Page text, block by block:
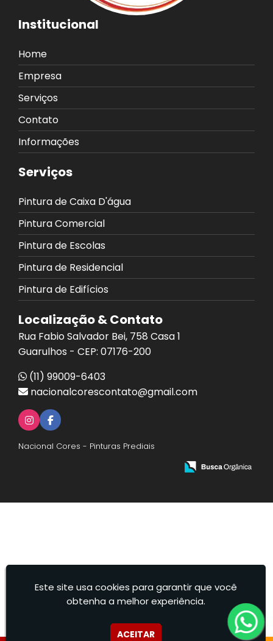
Institucional
Home
Empresa
Serviços
Contato
Informações
Serviços
Pintura de Caixa D'água
Pintura Comercial
Pintura de Escolas
Pintura de Residencial
Pintura de Edifícios
Localização & Contato
Rua Fabio Salvador Bei, 758 Casa 1
Guarulhos - CEP: 07176-200
(11) 99009-6403
nacionalcorescontato@gmail.com
Nacional Cores - Pinturas Prediais
Este site usa cookies para garantir que você
obtenha a melhor experiência.
ACEITAR